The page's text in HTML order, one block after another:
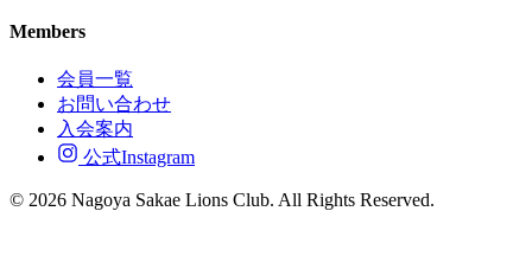
Members
会員一覧
お問い合わせ
入会案内
公式Instagram
© 2026 Nagoya Sakae Lions Club. All Rights Reserved.